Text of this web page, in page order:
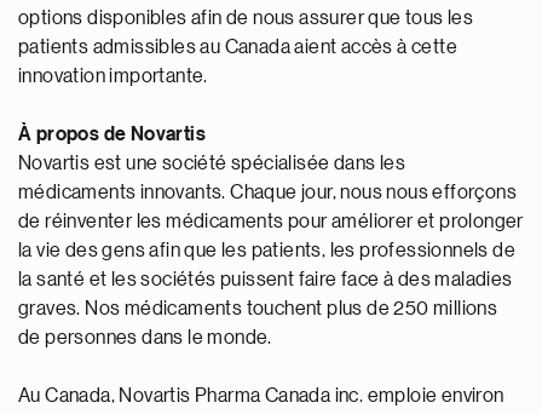
options disponibles afin de nous assurer que tous les
patients admissibles au Canada aient accès à cette
innovation importante.
À propos de Novartis
Novartis est une société spécialisée dans les
médicaments innovants. Chaque jour, nous nous efforçons
de réinventer les médicaments pour améliorer et prolonger
la vie des gens afin que les patients, les professionnels de
la santé et les sociétés puissent faire face à des maladies
graves. Nos médicaments touchent plus de 250 millions
de personnes dans le monde.
Au Canada, Novartis Pharma Canada inc. emploie environ